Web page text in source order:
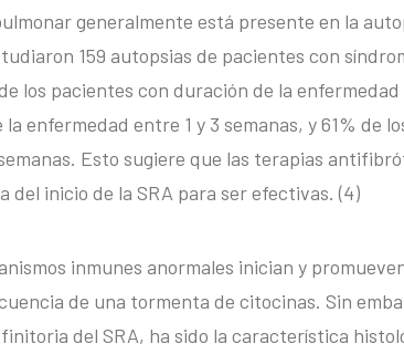
generalmente está presente en la
159 autopsias de pacientes con
los pacientes con duración de la enfermedad
enfermedad entre 1 y 3 semanas, y 61% de
Esto sugiere que las terapias
del inicio de la SRA para ser efectivas. (4)
inmunes anormales inician y
de una tormenta de citocinas. Sin
del SRA, ha sido la característica